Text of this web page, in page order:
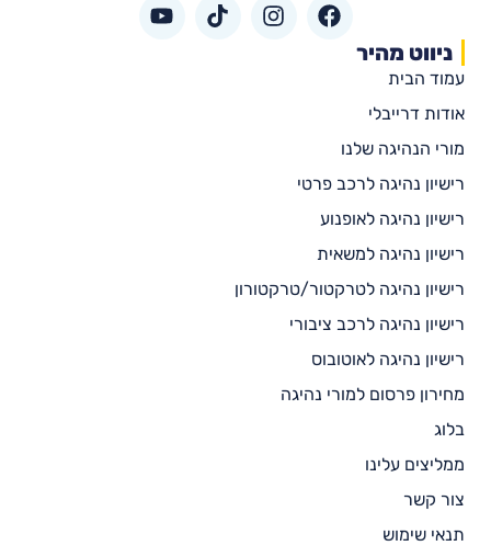
ניווט מהיר
עמוד הבית
אודות דרייבלי
מורי הנהיגה שלנו
רישיון נהיגה לרכב פרטי
רישיון נהיגה לאופנוע
רישיון נהיגה למשאית
רישיון נהיגה לטרקטור/טרקטורון
רישיון נהיגה לרכב ציבורי
רישיון נהיגה לאוטובוס
מחירון פרסום למורי נהיגה
בלוג
ממליצים עלינו
צור קשר
תנאי שימוש